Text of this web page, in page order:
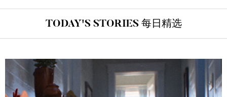
TODAY'S STORIES 每日精选